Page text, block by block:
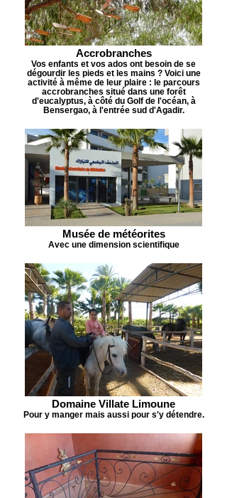
Accrobranches
Vos enfants et vos ados ont besoin de se
dégourdir les pieds et les mains ? Voici une
activité à même de leur plaire : le parcours
accrobranches situé dans une forêt
d'eucalyptus, à côté du Golf de l'océan, à
Bensergao, à l'entrée sud d'Agadir.
Musée de météorites
Avec une dimension scientifique
Domaine Villate Limoune
Pour y manger mais aussi pour s'y détendre.